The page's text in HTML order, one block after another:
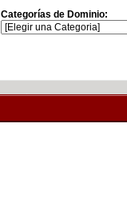
Categorías de Dominio: